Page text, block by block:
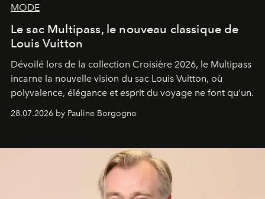
MODE
Le sac Multipass, le nouveau classique de
Louis Vuitton
Dévoilé lors de la collection Croisière 2026, le Multipass
incarne la nouvelle vision du sac Louis Vuitton, où
polyvalence, élégance et esprit du voyage ne font qu'un.
28.07.2026 by Pauline Borgogno